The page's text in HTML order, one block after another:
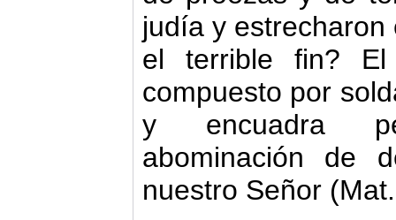
judía y
el terrible fin? El
compuesto por
y encuadra
abominación de
nuestro Señor